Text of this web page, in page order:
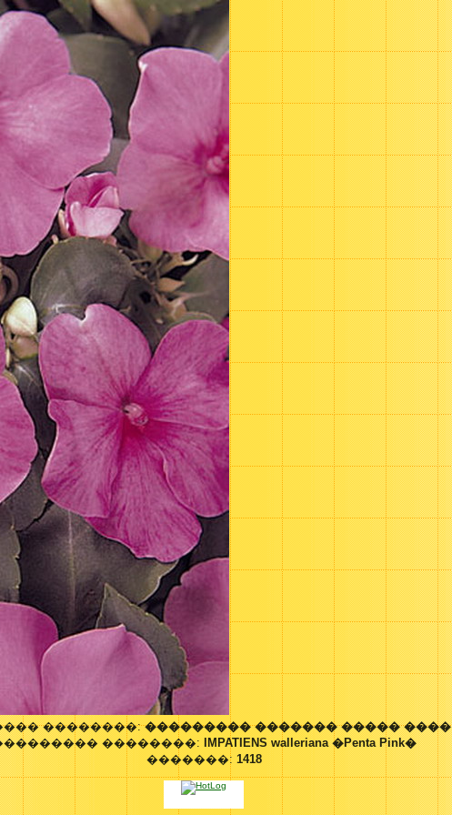
��������:��������� ������� ����� ����
��������:
IMPATIENS walleriana �Penta Pink�
�������: 1418